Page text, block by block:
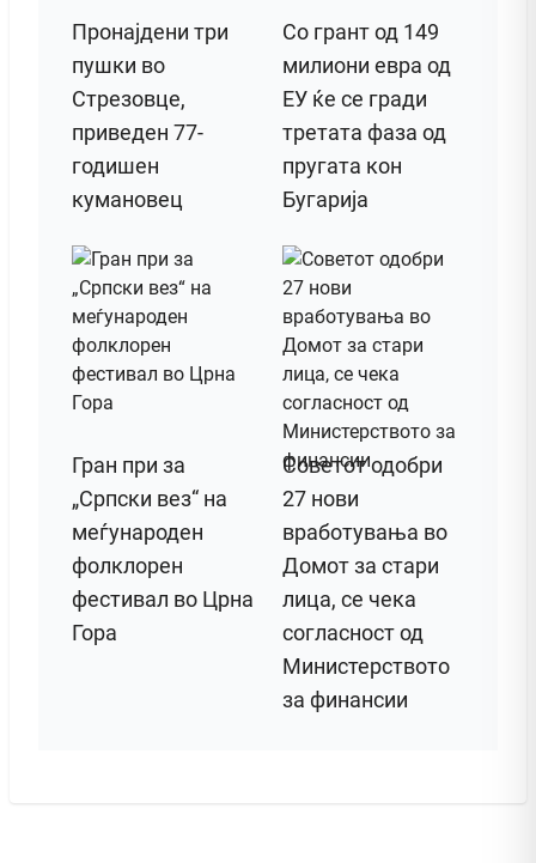
Пронајдени три
пушки во
Стрезовце,
приведен 77-
годишен
кумановец
Со грант од 149
милиони евра од
ЕУ ќе се гради
третата фаза од
пругата кон
Бугарија
Гран при за
„Српски вез“ на
меѓународен
фолклорен
фестивал во Црна
Гора
Советот одобри
27 нови
вработувања во
Домот за стари
лица, се чека
согласност од
Министерството
за финансии